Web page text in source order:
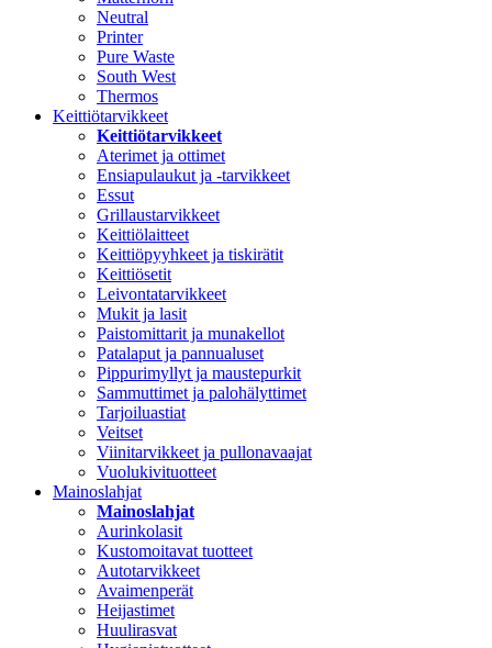
Neutral
Printer
Pure Waste
South West
Thermos
Keittiötarvikkeet
Keittiötarvikkeet
Aterimet ja ottimet
Ensiapulaukut ja -tarvikkeet
Essut
Grillaustarvikkeet
Keittiölaitteet
Keittiöpyyhkeet ja tiskirätit
Keittiösetit
Leivontatarvikkeet
Mukit ja lasit
Paistomittarit ja munakellot
Patalaput ja pannualuset
Pippurimyllyt ja maustepurkit
Sammuttimet ja palohälyttimet
Tarjoiluastiat
Veitset
Viinitarvikkeet ja pullonavaajat
Vuolukivituotteet
Mainoslahjat
Mainoslahjat
Aurinkolasit
Kustomoitavat tuotteet
Autotarvikkeet
Avaimenperät
Heijastimet
Huulirasvat